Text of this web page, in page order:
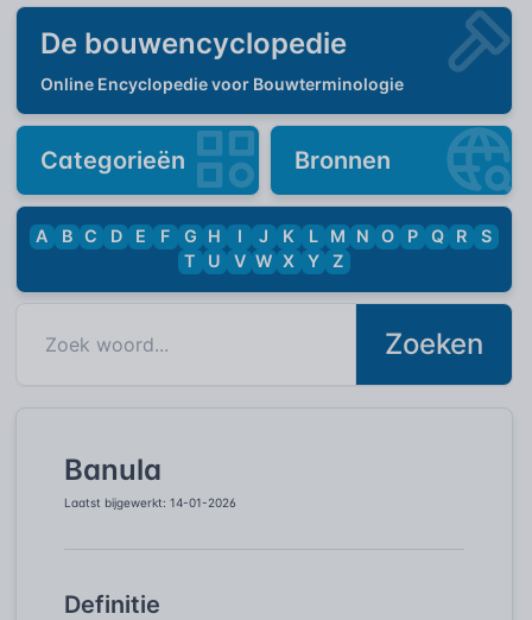
De bouwencyclopedie
Online Encyclopedie voor Bouwterminologie
Categorieën Bronnen
A B C D E F G H I J K L M N O P Q R
S
T
U V W X Y Z
Zoeken
Banula
Laatst bijgewerkt: 14-01-2026
Definitie